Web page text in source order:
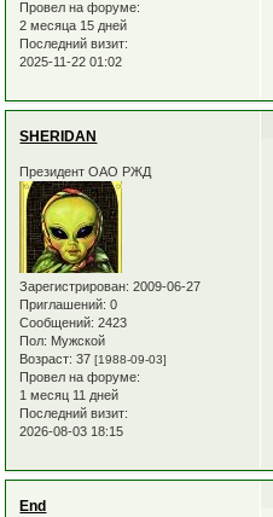
Провел на форуме:
2 месяца 15 дней
Последний визит:
2025-11-22 01:02
SHERIDAN
Президент ОАО РЖД
Зарегистрирован: 2009-06-27
Приглашений: 0
Сообщений: 2423
Пол: Мужской
Возраст: 37[1988-09-03]
Провел на форуме:
1 месяц 11 дней
Последний визит:
2026-08-03 18:15
End